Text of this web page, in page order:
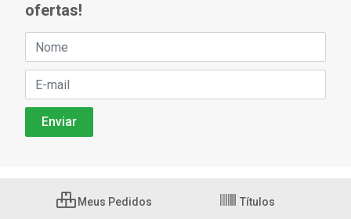
ofertas!
Meus Pedidos Títulos